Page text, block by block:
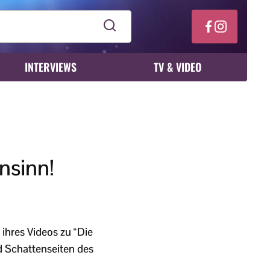
INTERVIEWS TV & VIDEO
Videos zu “Die
Schattenseiten des